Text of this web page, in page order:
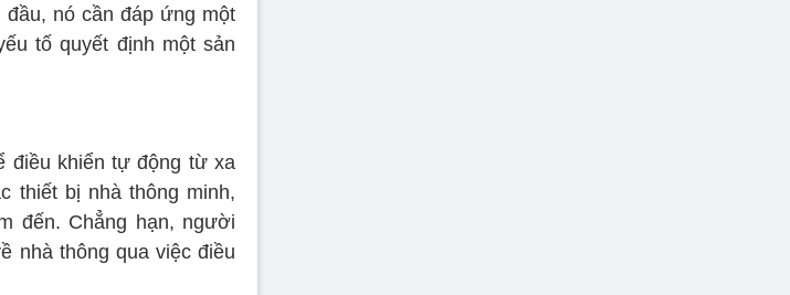
nó cần đáp ứng một
tố quyết định một sản
điều khiển tự động từ xa
thiết bị nhà thông minh,
đến. Chẳng hạn, người
nhà thông qua việc điều